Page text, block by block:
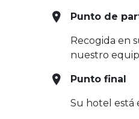
Punto de
Recogida en
nuestro
Punto final
Su hotel está